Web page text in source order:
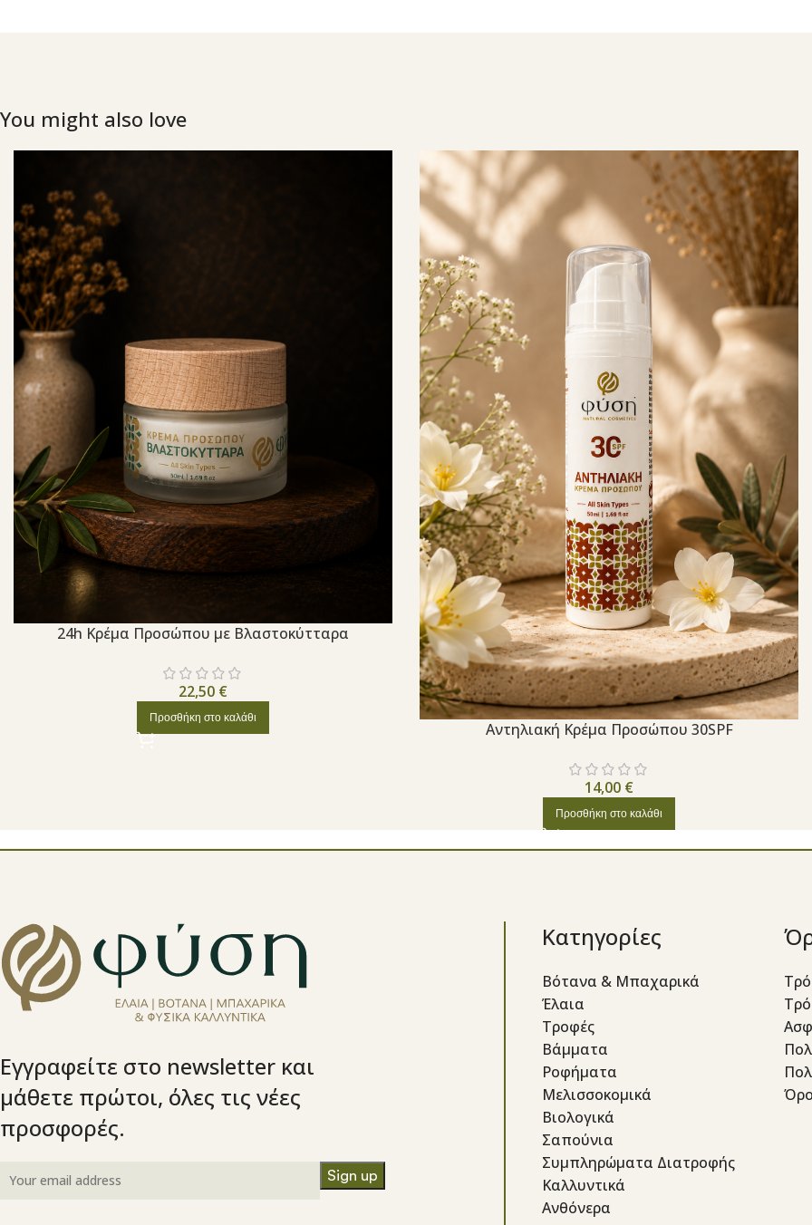
You might also love
24h Κρέμα Προσώπου με Βλαστοκύτταρα
22,50 €
Προσθήκη στο καλάθι
Aντηλιακή Κρέμα Προσώπου 30SPF
14,00 €
Προσθήκη στο καλάθι
Εγγραφείτε στο newsletter και
μάθετε πρώτοι, όλες τις νέες
προσφορές.
Κατηγορίες
Βότανα & Μπαχαρικά
Έλαια
Τροφές
Βάμματα
Ροφήματα
Μελισσοκομικά
Βιολογικά
Σαπούνια
Συμπληρώματα Διατροφής
Καλλυντικά
Ανθόνερα